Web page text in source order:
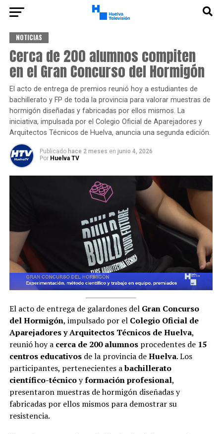
NOTICIAS
Cerca de 200 alumnos compiten
en el Gran Concurso del Hormigón
El acto de entrega de premios reunió hoy a estudiantes de
bachillerato y FP de toda la provincia para valorar muestras de
hormigón diseñadas y fabricadas por ellos mismos. La
iniciativa, impulsada por el Colegio Oficial de Aparejadores y
Arquitectos Técnicos de Huelva, anuncia una segunda edición.
Publicado hace 2 meses en junio 4, 2026
Por Huelva TV
El acto de entrega de galardones del Gran Concurso
del Hormigón, impulsado por el Colegio Oficial de
Aparejadores y Arquitectos Técnicos de Huelva,
reunió hoy a cerca de 200 alumnosprocedentes de 15
centros educativosde la provincia deHuelva. Los
participantes, pertenecientes abachillerato
científico-técnicoyformación profesional,
presentaron muestras de hormigón diseñadas y
fabricadas por ellos mismos para demostrar su
resistencia.